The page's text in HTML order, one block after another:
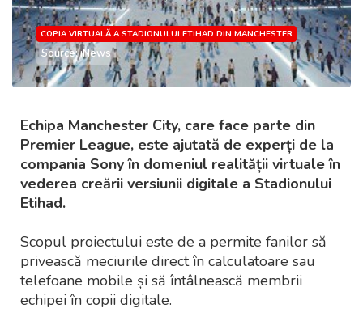
COPIA VIRTUALĂ A STADIONULUI ETIHAD DIN MANCHESTER
Source: iNews
Echipa Manchester City, care face parte din
Premier League, este ajutată de experți de la
compania Sony în domeniul realității virtuale în
vederea creării versiunii digitale a Stadionului
Etihad.
Scopul proiectului este de a permite fanilor să
privească meciurile direct în calculatoare sau
telefoane mobile și să întâlnească membrii
echipei în copii digitale.